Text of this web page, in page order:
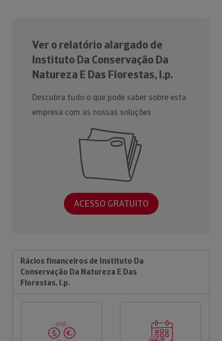
Ver o relatório alargado de
Instituto Da Conservação Da
Natureza E Das Florestas, I.p.
Descubra tudo o que pode saber sobre esta
empresa com as nossas soluções
ACESSO GRATUITO
Rácios financeiros de Instituto Da
Conservação Da Natureza E Das
Florestas, I.p.